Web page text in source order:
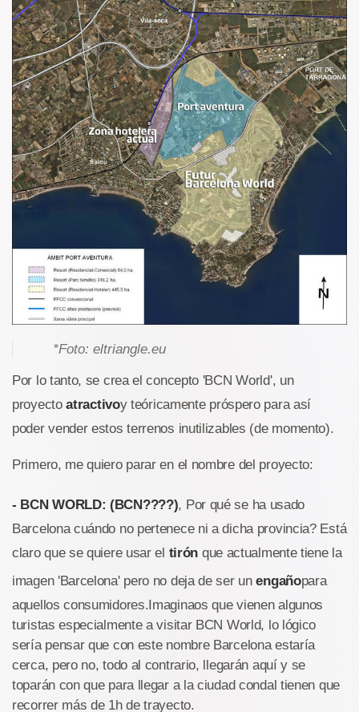
*Foto: eltriangle.eu
Por lo tanto, se crea el concepto 'BCN World', un
proyectoatractivoy teóricamente próspero para así
poder vender estos terrenos inutilizables (de momento).
Primero, me quiero parar en el nombre del proyecto:
- BCN WORLD: (BCN????), Por qué se ha usado
Barcelona cuándo no pertenece ni a dicha provincia? Está
claro que se quiere usar el tirón que actualmente tiene la
imagen 'Barcelona' pero no deja de ser unengañopara
aquellos consumidores.Imaginaos que vienen algunos
turistas especialmente a visitar BCN World, lo lógico
sería pensar que con este nombre Barcelona estaría
cerca, pero no, todo al contrario, llegarán aquí y se
toparán con que para llegar a la ciudad condal tienen que
recorrer más de 1h de trayecto.